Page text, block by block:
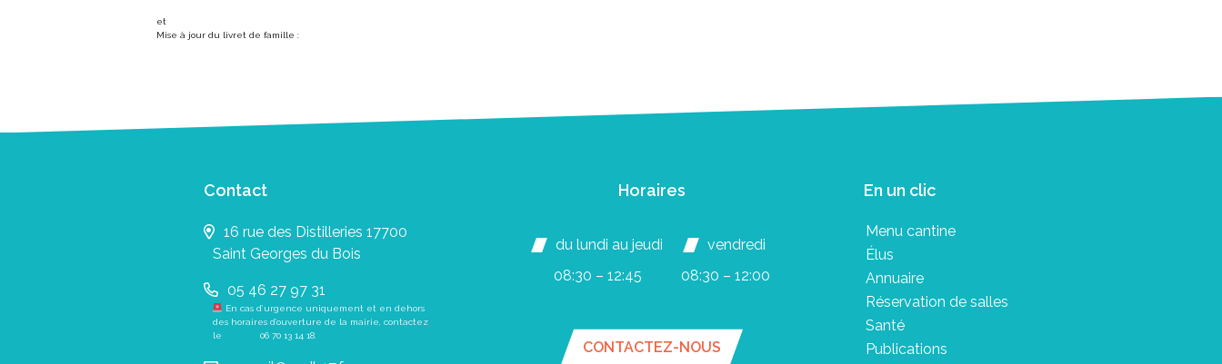
et
Mise à jour du livret de famille :
Contact
16 rue des Distilleries 17700
Saint Georges du Bois
05 46 27 97 31
En cas d’urgence uniquement et en dehors
des horaires d’ouverture de la mairie, contactez
le 06 70 13 14 18.
Horaires
du lundi au jeudi
08:30 – 12:45
vendredi
08:30 – 12:00
CONTACTEZ-NOUS
En un clic
Menu cantine
Élus
Annuaire
Réservation de salles
Santé
Publications